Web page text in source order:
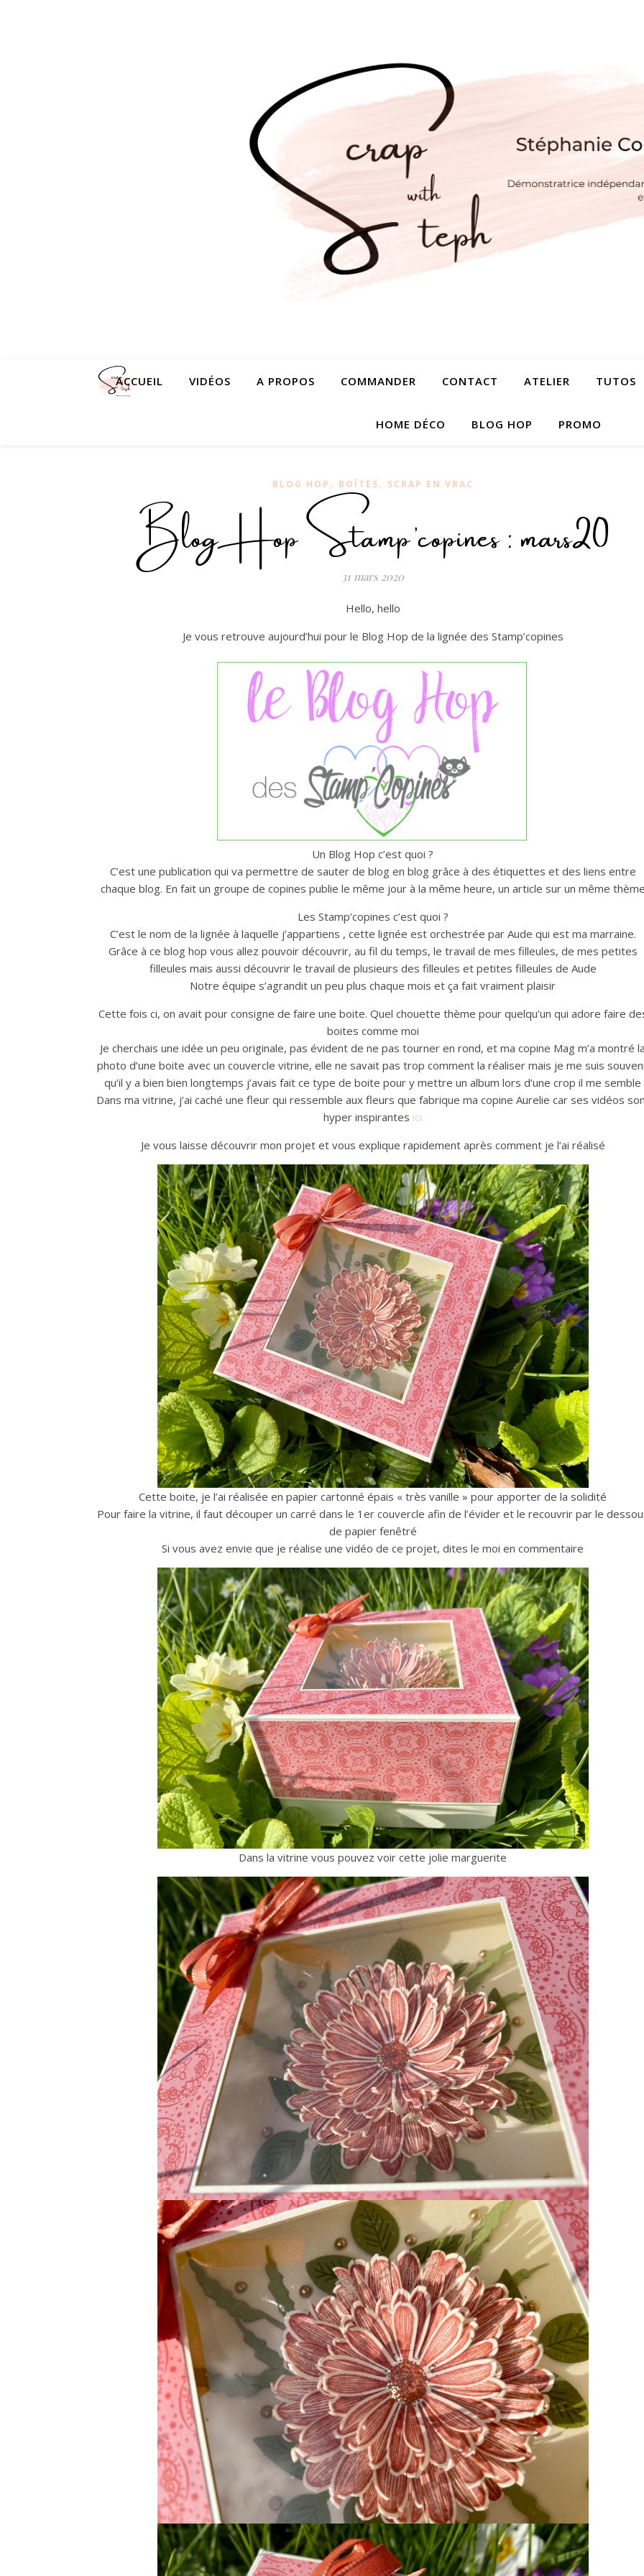
ACCUEIL VIDÉOS A PROPOS COMMANDER CONTACT ATELIER TUTOS
HOME DÉCO BLOG HOP PROMO
BLOG HOP , BOÎTES, SCRAP EN VRAC
BlogHop Stamp’copines : mars20
31 mars 2020
Hello, hello
Je vous retrouve aujourd’hui pour le Blog Hop de la lignée des Stamp’copines
Un Blog Hop c’est quoi ?
C’est une publication qui va permettre de sauter de blog en blog grâce à des étiquettes et des liens entre
chaque blog. En fait un groupe de copines publie le même jour à la même heure, un article sur un même
Les Stamp’copines c’est quoi ?
C’est le nom de la lignée à laquelle j’appartiens , cette lignée est orchestrée par Aude qui est ma marraine.
Grâce à ce blog hop vous allez pouvoir découvrir, au fil du temps, le travail de mes filleules, de mes petites
filleules mais aussi découvrir le travail de plusieurs des filleules et petites filleules de Aude
Notre équipe s’agrandit un peu plus chaque mois et ça fait vraiment plaisir
Cette fois ci, on avait pour consigne de faire une boite. Quel chouette thème pour quelqu’un qui adore faire
boites comme moi
Je cherchais une idée un peu originale, pas évident de ne pas tourner en rond, et ma copine Mag m’a montré
photo d’une boite avec un couvercle vitrine, elle ne savait pas trop comment la réaliser mais je me suis
qu’il y a bien bien longtemps j’avais fait ce type de boite pour y mettre un album lors d’une crop il me semble
Dans ma vitrine, j’ai caché une fleur qui ressemble aux fleurs que fabrique ma copine Aurelie car ses vidéos
hyper inspirantes ici
Je vous laisse découvrir mon projet et vous explique rapidement après comment je l’ai réalisé
Cette boite, je l’ai réalisée en papier cartonné épais « très vanille » pour apporter de la solidité
Pour faire la vitrine, il faut découper un carré dans le 1er couvercle afin de l’évider et le recouvrir par le
de papier fenêtré
Si vous avez envie que je réalise une vidéo de ce projet, dites le moi en commentaire
Dans la vitrine vous pouvez voir cette jolie marguerite